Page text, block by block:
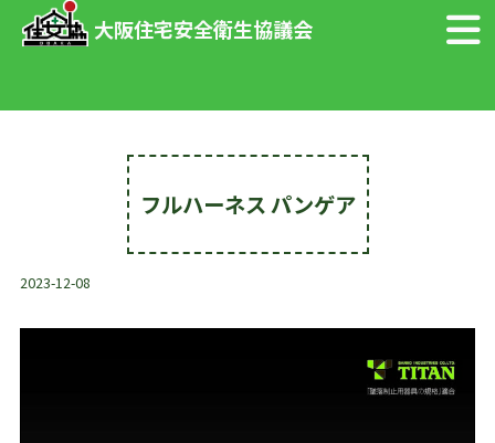
大阪住宅安全衛生協議会
フルハーネス パンゲア
2023-12-08